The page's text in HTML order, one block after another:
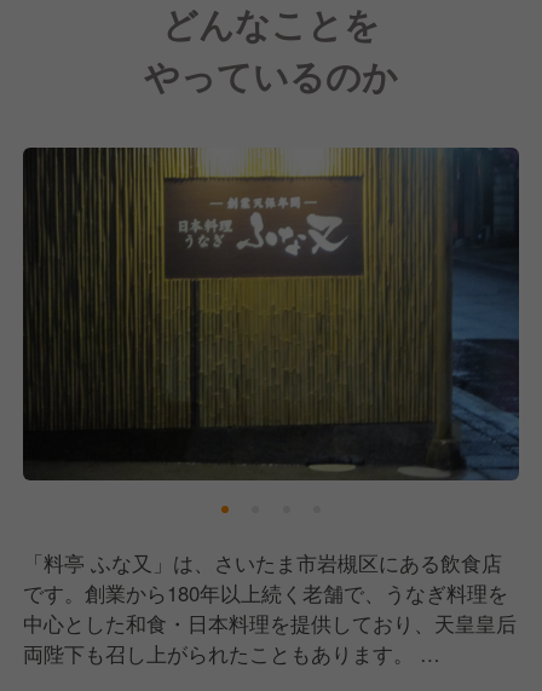
どんなことを
やっているのか
「料亭 ふな又」は、さいたま市岩槻区にある飲食店
です。創業から180年以上続く老舗で、うなぎ料理を
中心とした和食・日本料理を提供しており、天皇皇后
両陛下も召し上がられたこともあります。